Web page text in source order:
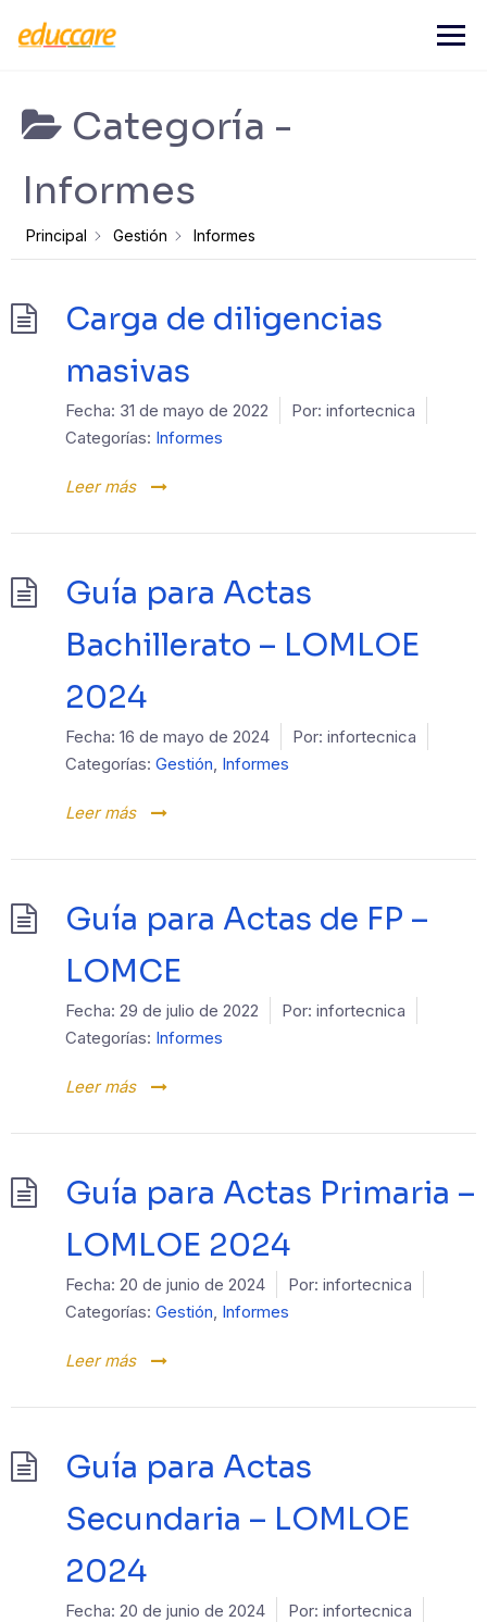
contenido
Categoría -
Informes
Principal Gestión Informes
Carga de diligencias
masivas
Fecha: 31 de mayo de 2022 Por: infortecnica
Categorías: Informes
Leer más
Guía para Actas
Bachillerato – LOMLOE
2024
Fecha: 16 de mayo de 2024 Por: infortecnica
Categorías: Gestión, Informes
Leer más
Guía para Actas de FP –
LOMCE
Fecha: 29 de julio de 2022 Por: infortecnica
Categorías: Informes
Leer más
Guía para Actas Primaria –
LOMLOE 2024
Fecha: 20 de junio de 2024 Por: infortecnica
Categorías: Gestión, Informes
Leer más
Guía para Actas
Secundaria – LOMLOE
2024
Fecha: 20 de junio de 2024 Por: infortecnica